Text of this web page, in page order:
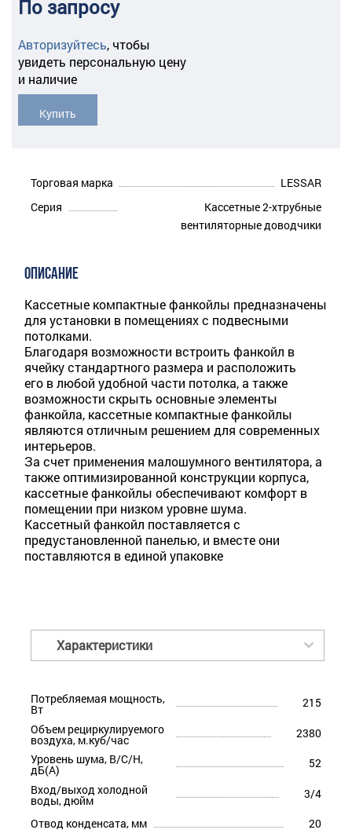
По запросу
Авторизуйтесь, чтобы
увидеть персональную цену
и наличие
Купить
Торговая марка
LESSAR
Серия
Кассетные 2-хтрубные
вентиляторные доводчики
ОПИСАНИЕ
Кассетные компактные фанкойлы предназначены
для установки в помещениях с подвесными
потолками.
Благодаря возможности встроить фанкойл в
ячейку стандартного размера и расположить
его в любой удобной части потолка, а также
возможности скрыть основные элементы
фанкойла, кассетные компактные фанкойлы
являются отличным решением для современных
интерьеров.
За счет применения малошумного вентилятора, а
также оптимизированной конструкции корпуса,
кассетные фанкойлы обеспечивают комфорт в
помещении при низком уровне шума.
Кассетный фанкойл поставляется с
предустановленной панелью, и вместе они
поставляются в единой упаковке
Характеристики
Потребляемая мощность,
Вт
215
Объем рециркулируемого
воздуха, м.куб/час
2380
Уровень шума, В/С/Н,
дБ(А)
52
Вход/выход холодной
воды, дюйм 3/4
Отвод конденсата, мм
20